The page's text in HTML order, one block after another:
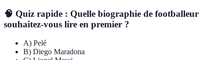
🧠 Quiz rapide : Quelle biographie de footballeur
souhaitez-vous lire en premier ?
A) Pelé
B) Diego Maradona